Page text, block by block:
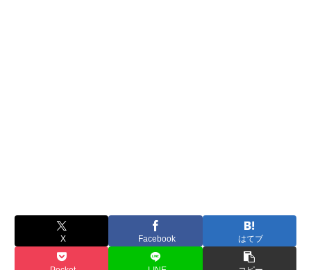
X Facebook はてブ